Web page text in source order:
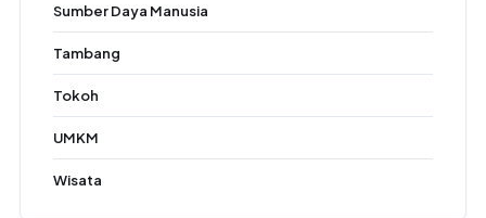
Sumber Daya Manusia
Tambang
Tokoh
UMKM
Wisata